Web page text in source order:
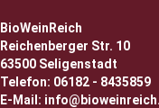
BioWeinReich
Reichenberger Str. 10
63500 Seligenstadt
Telefon: 06182 - 8435859
E-Mail: